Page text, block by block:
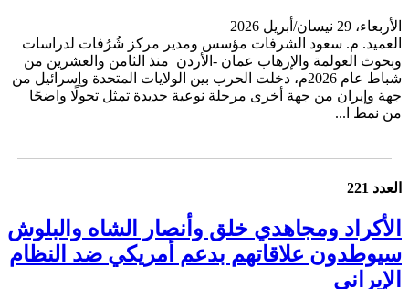
الأربعاء، 29 نيسان/أبريل 2026
العميد. م. سعود الشرفات مؤسس ومدير مركز شُرُفات لدراسات
وبحوث العولمة والإرهاب عمان -الأردن منذ الثامن والعشرين من
شباط عام 2026م، دخلت الحرب بين الولايات المتحدة وإسرائيل من
جهة وإيران من جهة أخرى مرحلة نوعية جديدة تمثل تحولًا واضحًا
من نمط ا...
العدد 221
الأكراد ومجاهدي خلق وأنصار الشاه والبلوش
سيوطدون علاقاتهم بدعم أمريكي ضد النظام
الإيراني